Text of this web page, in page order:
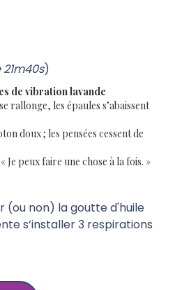
)
de vibration lavande
rallonge, les épaules s’abaissent
doux ; les pensées cessent de
Je peux faire une chose à la fois. »
(ou non) la goutte d'huile
s’installer 3 respirations